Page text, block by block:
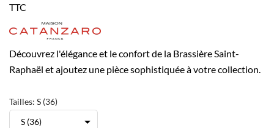
TTC
Découvrez l'élégance et le confort de la Brassière Saint-
Raphaël et ajoutez une pièce sophistiquée à votre collection.
Tailles: S (36)